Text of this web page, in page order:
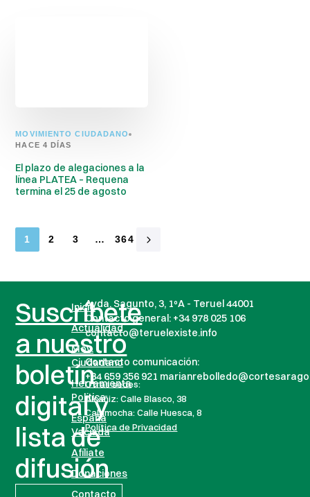
MOVIMIENTO CIUDADANO
HACE 4 DÍAS
El plazo de alegaciones a la
línea PLATEA – Requena
termina el 25 de agosto
1 2 3 … 364
Suscríbete
a nuestro
boletín
digital y
lista de
difusión
Inicio
Actualidad
Mov.
Ciudadano
Herramienta
Política
España
Vaciada
Afíliate
Donaciones
Contacto
Avda. Sagunto, 3, 1ºA - Teruel 44001
Contacto general: +34 978 025 106
contacto@teruelexiste.info
Contacto comunicación:
+34 659 356 921
Otras sedes:
Alcañiz: Calle Blasco, 38
Calamocha: Calle Huesca, 8
Política de Privacidad